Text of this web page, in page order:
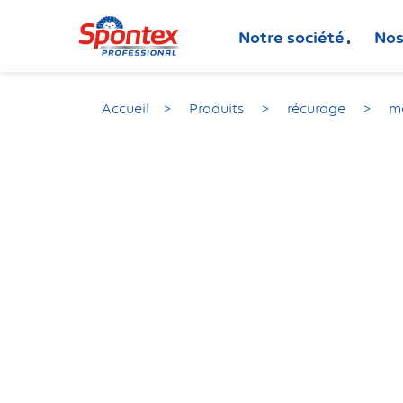
Notre société
Accueil Produits récurage